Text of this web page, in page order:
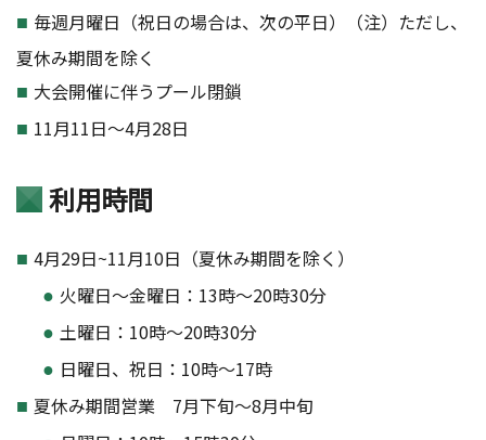
毎週月曜日（祝日の場合は、次の平日）（注）ただし、
夏休み期間を除く
大会開催に伴うプール閉鎖
11月11日〜4月28日
利用時間
4月29日~11月10日（夏休み期間を除く）
火曜日～金曜日：13時～20時30分
土曜日：10時～20時30分
日曜日、祝日：10時～17時
夏休み期間営業 7月下旬～8月中旬